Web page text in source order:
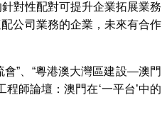
對性配對可提升企業拓展業務
公司業務的企業，未來有合作
”、“粵港澳大灣區建設—澳門
師論壇：澳門在‘一平台’中的